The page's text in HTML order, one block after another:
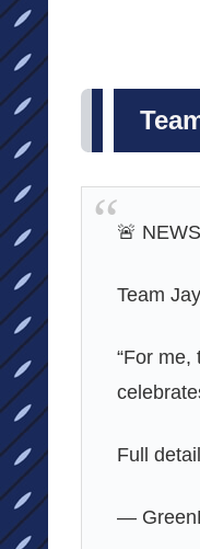
🚨
Team
“For
Full
—